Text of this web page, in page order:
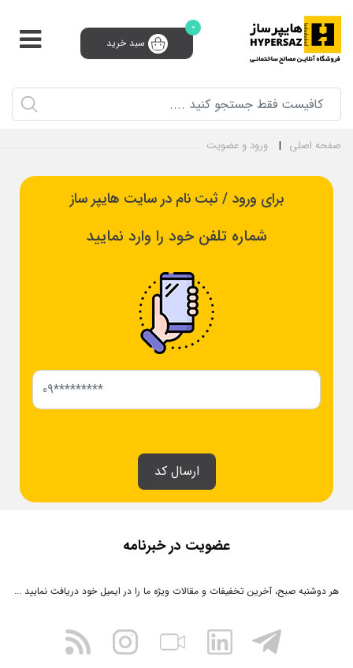
0
سبد خرید
91008910 (021) پشتیبانی و فروش 24 ساعته
ثبت‌نام تامین‌کننده
صفحه اصلی ورود و عضویت
برای ورود / ثبت نام در سایت هایپر ساز
شماره تلفن خود را وارد نمایید
ارسال کد
عضویت در خبرنامه
هر دوشنبه صبح، آخرین تخفیفات و مقالات ویژه ما را در ایمیل خود دریافت نمایید ...